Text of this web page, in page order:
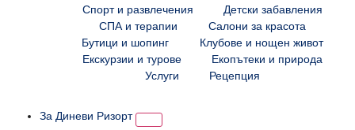
Спорт и развлечения
Детски забавления
СПА и терапии
Салони за красота
Бутици и шопинг
Клубове и нощен живот
Екскурзии и турове
Екопътеки и природа
Услуги
Рецепция
За Диневи Ризорт